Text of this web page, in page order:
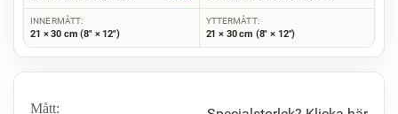
INNERMÅTT:
21 × 30 cm (8" × 12")
YTTERMÅTT:
21 × 30 cm (8" × 12")
Mått: